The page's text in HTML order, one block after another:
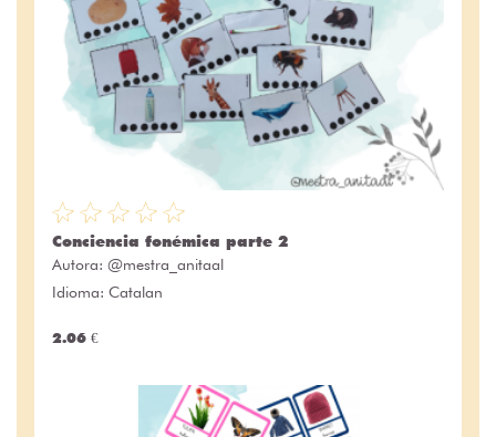
Conciencia fonémica parte 2
Autora: @mestra_anitaal
Idioma: Catalan
2.06 €